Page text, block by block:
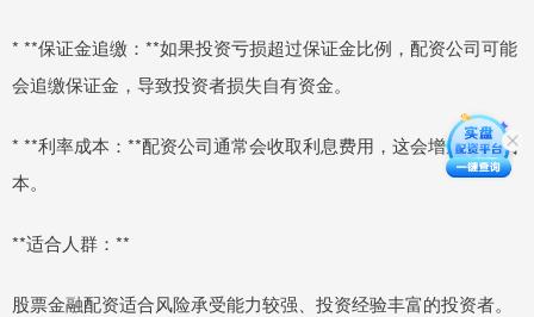
* **保证金追缴：**如果投资亏损超过保证金比例，配资公司可能
会追缴保证金，导致投资者损失自有资金。
* **利率成本：**配资公司通常会收取利息费用，这会增加投资成
本。
**适合人群：**
股票金融配资适合风险承受能力较强、投资经验丰富的投资者。